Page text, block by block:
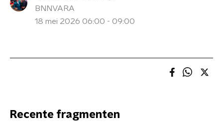
BNNVARA
18 mei 2026 06:00 - 09:00
Recente fragmenten